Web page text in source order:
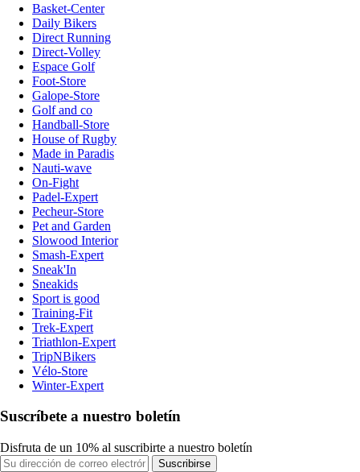
Basket-Center
Daily Bikers
Direct Running
Direct-Volley
Espace Golf
Foot-Store
Galope-Store
Golf and co
Handball-Store
House of Rugby
Made in Paradis
Nauti-wave
On-Fight
Padel-Expert
Pecheur-Store
Pet and Garden
Slowood Interior
Smash-Expert
Sneak'In
Sneakids
Sport is good
Training-Fit
Trek-Expert
Triathlon-Expert
TripNBikers
Vélo-Store
Winter-Expert
Suscríbete a nuestro boletín
Disfruta de un 10% al suscribirte a nuestro boletín
Suscribirse